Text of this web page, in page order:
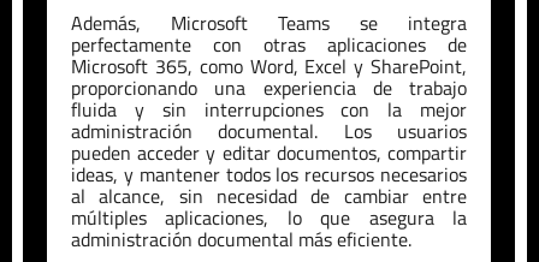
Además, Microsoft Teams se integra
perfectamente con otras aplicaciones de
Microsoft 365, como Word, Excel y SharePoint,
proporcionando una experiencia de trabajo
fluida y sin interrupciones con la mejor
administración documental. Los usuarios
pueden acceder y editar documentos, compartir
ideas, y mantener todos los recursos necesarios
al alcance, sin necesidad de cambiar entre
múltiples aplicaciones, lo que asegura la
administración documental más eficiente.